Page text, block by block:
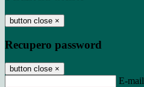
button close ×
Recupero password
button close ×
E-mail